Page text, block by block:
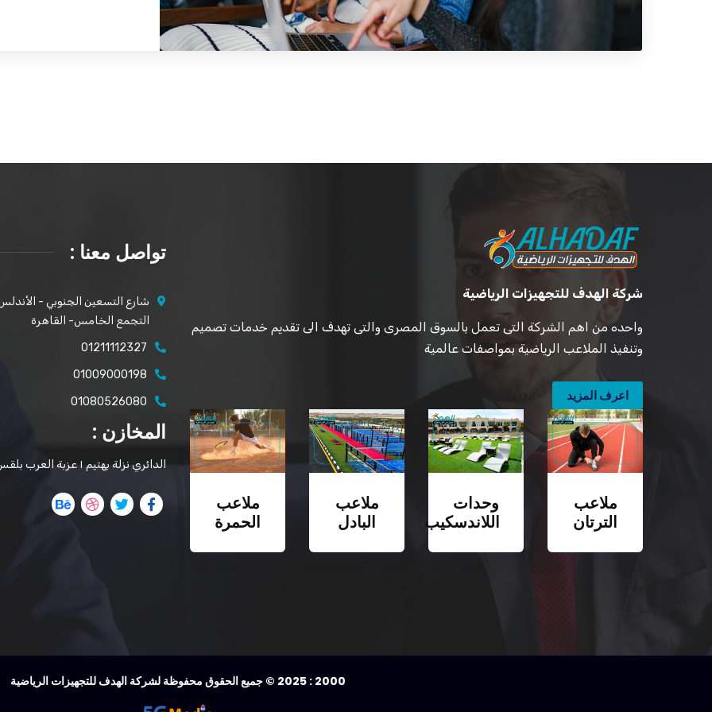
شركة الهدف للتجهيزات الرياضية
واحده من اهم الشركة التى تعمل بالسوق المصرى والتى تهدف الى تقديم خدمات تصميم
وتنفيذ الملاعب الرياضية بمواصفات عالمية
اعرف المزيد
ملاعب
الحمرة
ملاعب
البادل
وحدات
اللاندسكيب
ملاعب
الترتان
تواصل معنا :
شارع التسعين الجنوبي - الأندلس ٢/٢ رقم
التجمع الخامس- القاهرة
01211112327
01009000198
01080526080
المخازن :
الدائري نزلة بهتيم ١ عزبة العرب بلقس
2000 : 2025 © جميع الحقوق محفوظة لشركة الهدف للتجهيزات الرياضية